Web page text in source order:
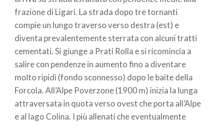
frazione di Ligari. La strada dopo tre tornanti
compie un lungo traverso verso destra (est) e
diventa prevalentemente sterrata con alcuni tratti
cementati. Si giunge a Prati Rolla e si ricomincia a
salire con pendenze in aumento fino a diventare
molto ripidi (fondo sconnesso) dopo le baite della
Forcola. All’Alpe Poverzone (1900 m) inizia la lunga
attraversata in quota verso ovest che porta all’Alpe
e al lago Colina. I più allenati che eventualmente